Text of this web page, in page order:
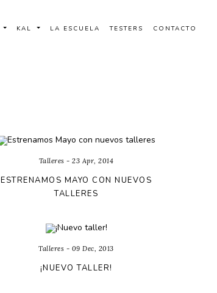
KAL LA ESCUELA TESTERS CONTACTO
Talleres - 23 Apr, 2014
ESTRENAMOS MAYO CON NUEVOS
TALLERES
Talleres - 09 Dec, 2013
¡NUEVO TALLER!